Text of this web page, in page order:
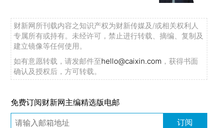
财新网所刊载内容之知识产权为财新传媒及/或相关权利人
专属所有或持有。未经许可，禁止进行转载、摘编、复制及
建立镜像等任何使用。
如有意愿转载，请发邮件至hello@caixin.com ，获得书面
确认及授权后，方可转载。
免费订阅财新网主编精选版电邮
订阅